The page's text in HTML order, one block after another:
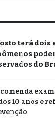
terá dois
do
10 anos e